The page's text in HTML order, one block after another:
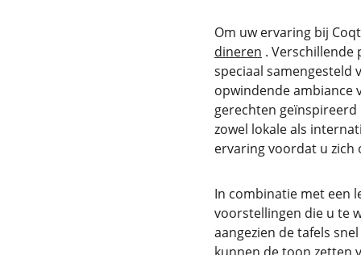
Om uw ervaring bij
dineren .
speciaal samengesteld
opwindende ambiance
gerechten
zowel lokale als
ervaring voordat u
In combinatie met een
voorstellingen die u te
aangezien de tafels